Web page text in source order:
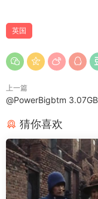
英国
上一篇
@PowerBigbtm 3.07GB
猜你喜欢